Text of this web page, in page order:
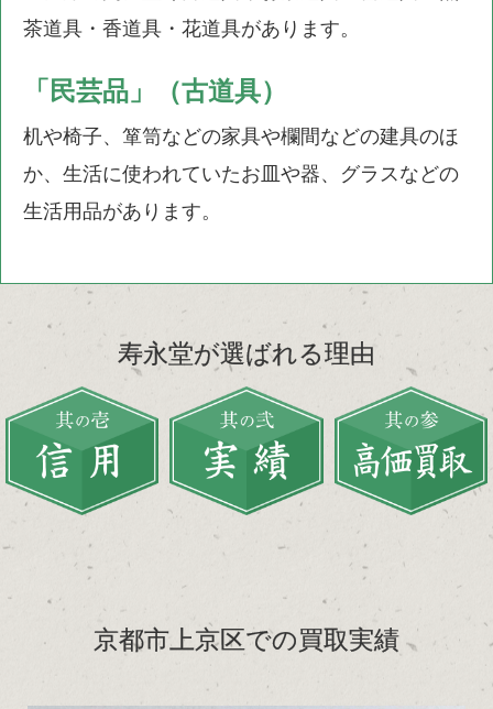
茶道具・香道具・花道具があります。
「民芸品」（古道具）
机や椅子、箪笥などの家具や欄間などの建具のほ
か、生活に使われていたお皿や器、グラスなどの
生活用品があります。
寿永堂が選ばれる理由
京都市上京区での買取実績